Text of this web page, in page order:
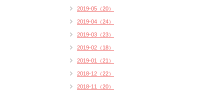
2019-05（20）
2019-04（24）
2019-03（23）
2019-02（18）
2019-01（21）
2018-12（22）
2018-11（20）